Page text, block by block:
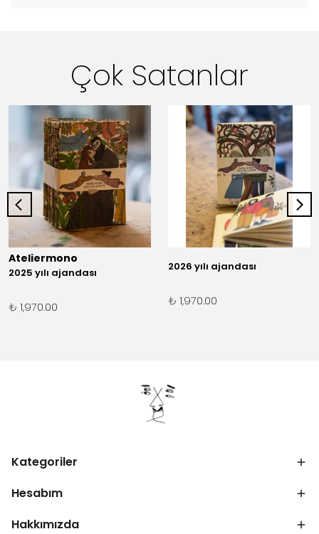
Çok Satanlar
Ateliermono
2025 yılı ajandası
₺ 1,970.00
2026 yılı ajandası
₺ 1,970.00
Kategoriler
Hesabım
Hakkımızda